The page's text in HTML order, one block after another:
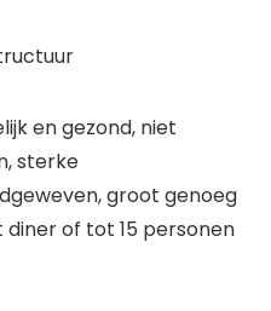
en gezond, niet
sterke
groot genoeg
of tot 15 personen